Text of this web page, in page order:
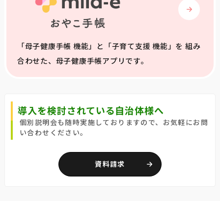
「母子健康手帳 機能」と「子育て支援 機能」を 組み
合わせた、母子健康手帳アプリです。
導入を検討されている自治体様へ
個別説明会も随時実施しておりますので、お気軽にお問
い合わせください。
資料請求